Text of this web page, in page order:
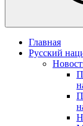
Главная
Русский